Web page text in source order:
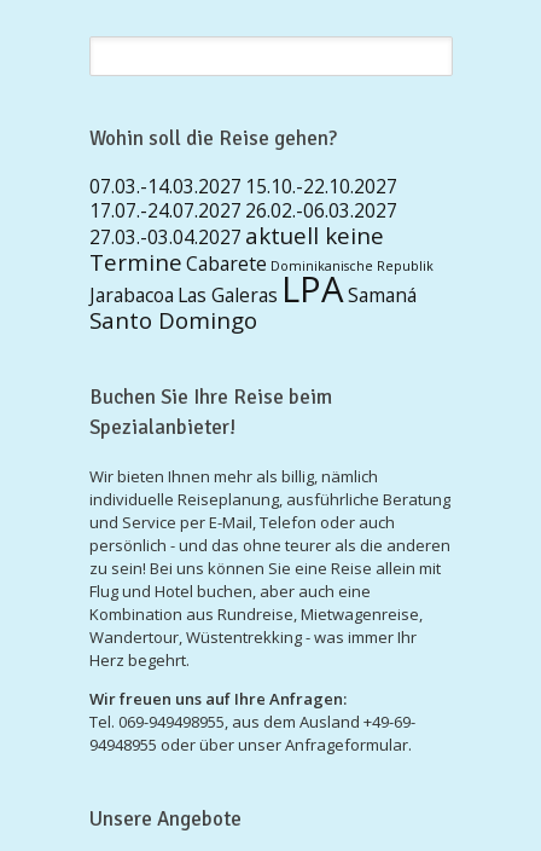
Wohin soll die Reise gehen?
07.03.-14.03.2027 15.10.-22.10.2027
17.07.-24.07.2027 26.02.-06.03.2027
27.03.-03.04.2027 aktuell keine
TermineCabarete Dominikanische Republik
Jarabacoa Las Galeras LPASamaná
Santo Domingo
Buchen Sie Ihre Reise beim
Spezialanbieter!
Wir bieten Ihnen mehr als billig, nämlich
individuelle Reiseplanung, ausführliche Beratung
und Service per E-Mail, Telefon oder auch
persönlich - und das ohne teurer als die anderen
zu sein! Bei uns können Sie eine Reise allein mit
Flug und Hotel buchen, aber auch eine
Kombination aus Rundreise, Mietwagenreise,
Wandertour, Wüstentrekking - was immer Ihr
Herz begehrt.
Wir freuen uns auf Ihre Anfragen:
Tel. 069-949498955, aus dem Ausland +49-69-
94948955 oder über unser Anfrageformular.
Unsere Angebote